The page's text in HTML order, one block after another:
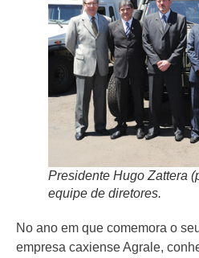
Presidente Hugo Zattera
equipe de diretores.
No ano em que comemora o
empresa caxiense Agrale,